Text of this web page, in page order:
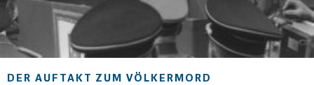
DER AUFTAKT ZUM VÖLKERMORD